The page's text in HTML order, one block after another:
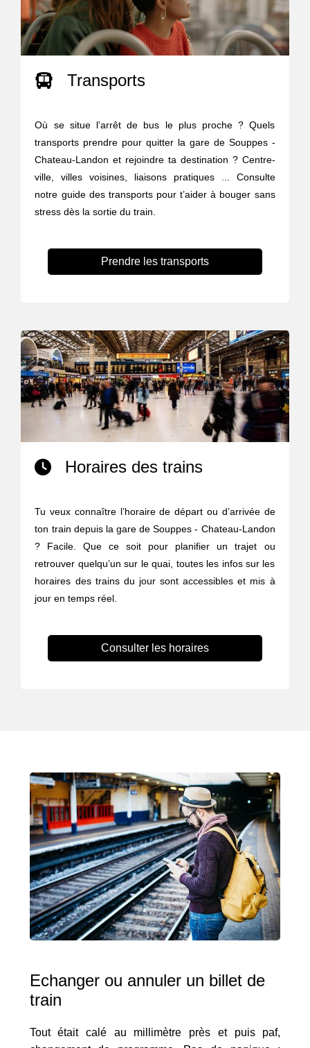
Transports
Où se situe l’arrêt de bus le plus proche ? Quels
transports prendre pour quitter la gare de Souppes -
Chateau-Landon et rejoindre ta destination ? Centre-
ville, villes voisines, liaisons pratiques ... Consulte
notre guide des transports pour t’aider à bouger sans
stress dès la sortie du train.
Prendre les transports
Horaires des trains
Tu veux connaître l’horaire de départ ou d’arrivée de
ton train depuis la gare de Souppes - Chateau-Landon
? Facile. Que ce soit pour planifier un trajet ou
retrouver quelqu’un sur le quai, toutes les infos sur les
horaires des trains du jour sont accessibles et mis à
jour en temps réel.
Consulter les horaires
Echanger ou annuler un billet de
train
Tout était calé au millimètre près et puis paf,